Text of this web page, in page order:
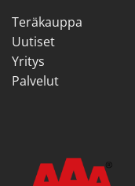
Teräkauppa
Uutiset
Yritys
Palvelut